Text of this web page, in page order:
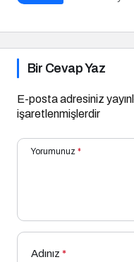
Bir Cevap Yaz
E-posta adresiniz
işaretlenmişlerdir
Yorumunuz *
Adınız *